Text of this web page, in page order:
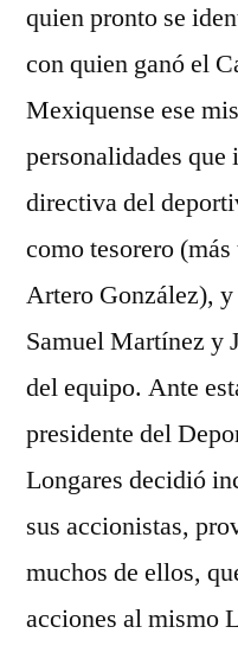
quien pronto se
con quien ganó el
Mexiquense ese
personalidades
directiva del
como tesorero
Artero González),
Samuel Martínez y
del equipo. Ante
presidente del
Longares decidió
sus accionistas,
muchos de ellos,
acciones al mismo